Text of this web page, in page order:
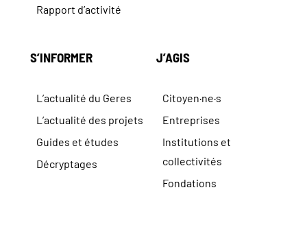
Rapport d’activité
S’INFORMER
L’actualité du Geres
L’actualité des projets
Guides et études
Décryptages
J’AGIS
Citoyen·ne·s
Entreprises
Institutions et
collectivités
Fondations